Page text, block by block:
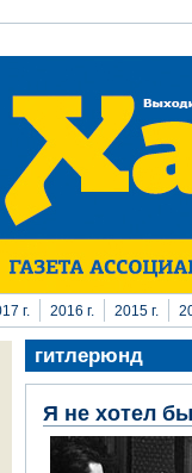
г. 2016 г. 2015 г.
гитлерюнд
Я не хотел